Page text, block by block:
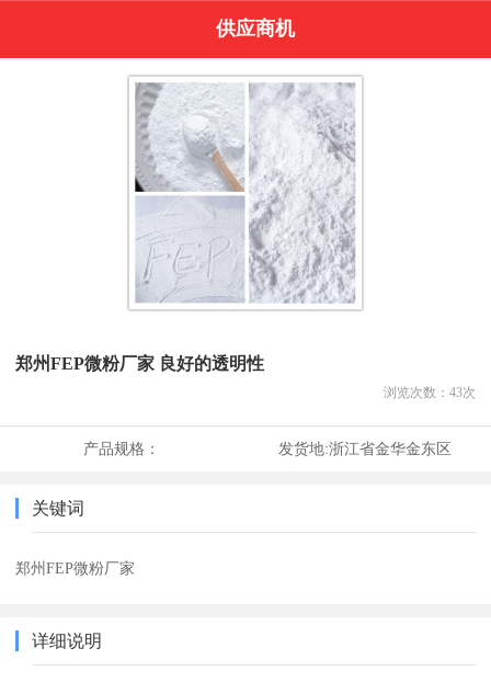
供应商机
郑州FEP微粉厂家 良好的透明性
浏览次数： 43次
产品规格： 发货地:浙江省金华金东区
关键词
郑州FEP微粉厂家
详细说明